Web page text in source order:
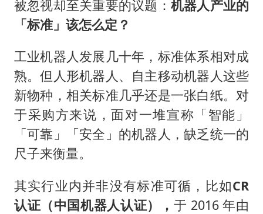
被忽视却至关重要的议题： 机器人产业的
「标准」该怎么定？
工业机器人发展几十年，标准体系相对成
熟。但人形机器人、自主移动机器人这些
新物种，相关标准几乎还是一张白纸。对
于采购方来说，面对一堆宣称「智能」
「可靠」「安全」的机器人，缺乏统一的
尺子来衡量。
其实行业内并非没有标准可循，比如CR
认证（中国机器人认证）， 于 2016 年由